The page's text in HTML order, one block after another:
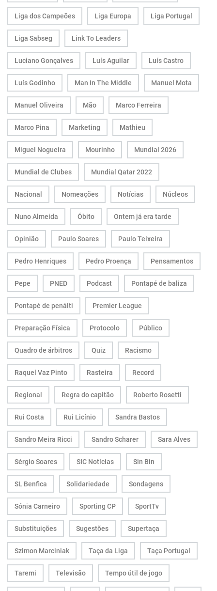
Liga dos Campeões Liga Europa Liga Portugal
Liga Sabseg Link To Leaders
Luciano Gonçalves Luís Aguilar Luís Castro
Luís Godinho Man In The Middle Manuel Mota
Manuel Oliveira Mão Marco Ferreira
Marco Pina Marketing Mathieu
Miguel Nogueira Mourinho Mundial 2026
Mundial de Clubes Mundial Qatar 2022
Nacional Nomeações Notícias Núcleos
Nuno Almeida Óbito Ontem já era tarde
Opinião Paulo Soares Paulo Teixeira
Pedro Henriques Pedro Proença Pensamentos
Pepe PNED Podcast Pontapé de baliza
Pontapé de penálti Premier League
Preparação Física Protocolo Público
Quadro de árbitros Quiz Racismo
Raquel Vaz Pinto Rasteira Record
Regional Regra do capitão Roberto Rosetti
Rui Costa Rui Licínio Sandra Bastos
Sandro Meira Ricci Sandro Scharer Sara Alves
Sérgio Soares SIC Notícias Sin Bin
SL Benfica Solidariedade Sondagens
Sónia Carneiro Sporting CP SportTv
Substituições Sugestões Supertaça
Szimon Marciniak Taça da Liga Taça Portugal
Taremi Televisão Tempo útil de jogo